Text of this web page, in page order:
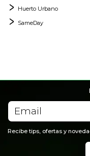
Huerto Urbano
SameDay
Recibe tips, ofertas y